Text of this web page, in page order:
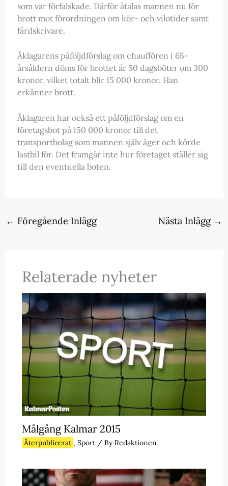
som var förfalskade. Därför åtalas mannen nu för
brott mot förordningen om kör- och vilotider samt
färdskrivare.
Åklagarens påföljdförslag om chauffören i 65-
årsåldern döms för brottet är 50 dagsböter om 300
kronor, vilket totalt blir 15 000 kronor. Han
erkänner brott.
Åklagaren har också ett påföljdförslag om en
företagsbot på 150 000 kronor till det
transportbolag som mannen själv äger och körde
lastbil för. Det framgår inte hur företaget ställer sig
till den eventuella boten.
← Föregående Inlägg Nästa Inlägg →
Relaterade nyheter
Målgång Kalmar 2015
Återpublicerat , Sport/ ByRedaktionen